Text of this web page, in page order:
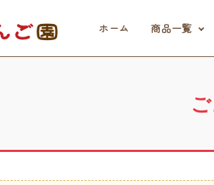
ホーム 商品一覧